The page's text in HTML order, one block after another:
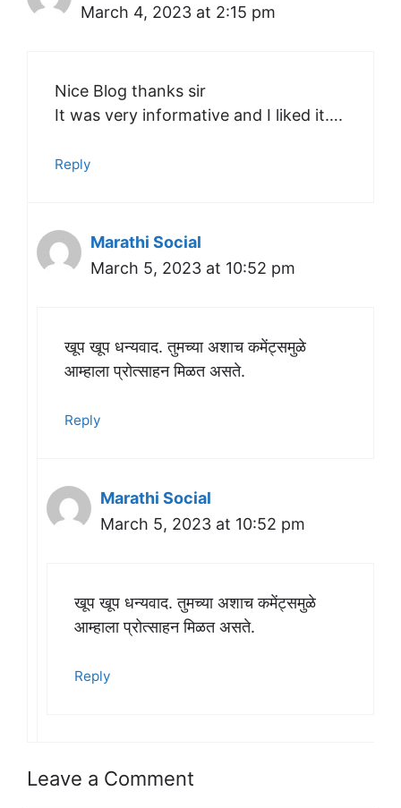
March 4, 2023 at 2:15 pm
Nice Blog thanks sir
It was very informative and I liked it….
Reply
Marathi Social
March 5, 2023 at 10:52 pm
खूप खूप धन्यवाद. तुमच्या अशाच कमेंट्समुळे
आम्हाला प्रोत्साहन मिळत असते.
Reply
Marathi Social
March 5, 2023 at 10:52 pm
खूप खूप धन्यवाद. तुमच्या अशाच कमेंट्समुळे
आम्हाला प्रोत्साहन मिळत असते.
Reply
Leave a Comment